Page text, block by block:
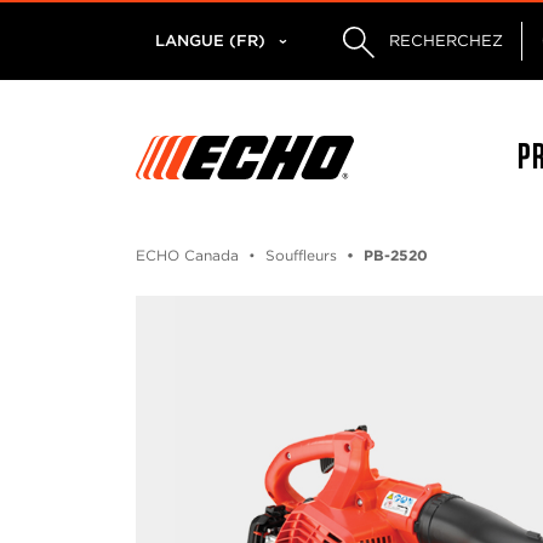
LANGUE (FR) RECHERCHEZ
ECHO Canada Souffleurs PB-2520